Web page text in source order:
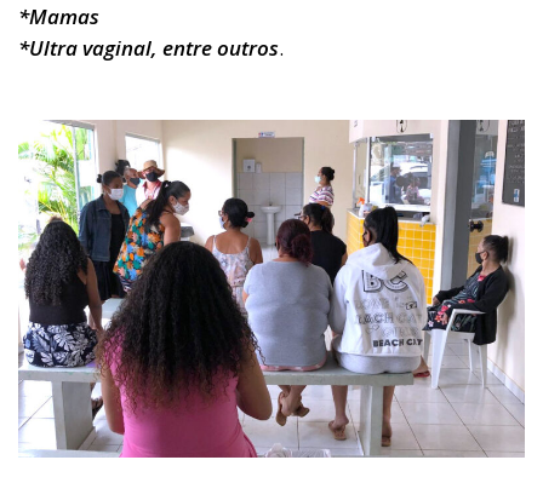
*Mamas
*Ultra vaginal, entre outros.